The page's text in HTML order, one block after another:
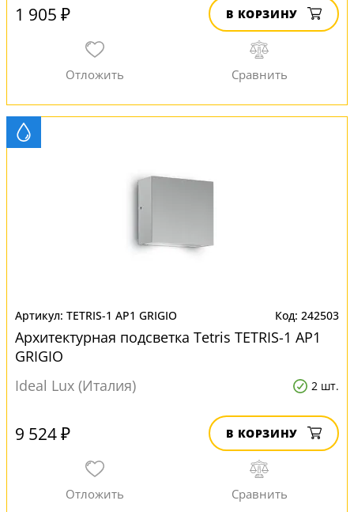
1 905 ₽ В КОРЗИНУ
TETRIS-1 AP1 GRIGIO 242503
Архитектурная подсветка Tetris TETRIS-1 AP1
GRIGIO
Ideal Lux (Италия)
2 шт.
9 524 ₽ В КОРЗИНУ